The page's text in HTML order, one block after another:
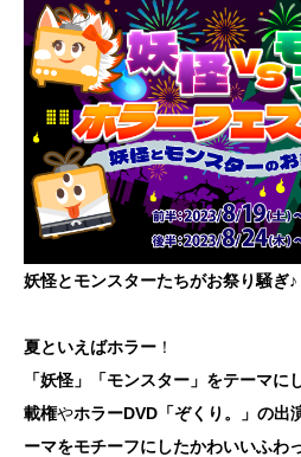
妖怪とモンスターたちがお祭り騒ぎ♪
夏といえばホラー ！
「妖怪」「モンスター」をテーマ
載権やホラーDVD「ぞくり。」の出
ーマをモチーフにしたかわいいふわ